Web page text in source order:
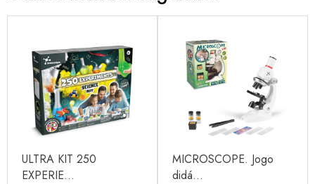
ULTRA KIT 250
EXPERIE...
MICROSCOPE. Jogo
didá...